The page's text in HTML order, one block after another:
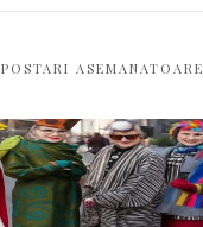
POSTARI ASEMANATOARE